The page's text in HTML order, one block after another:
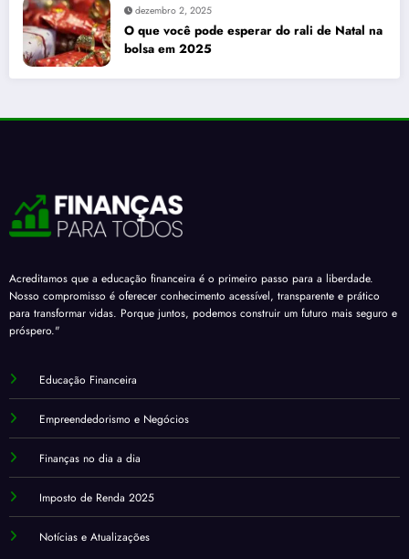
dezembro 2, 2025
O que você pode esperar do rali de Natal na
bolsa em 2025
Acreditamos que a educação financeira é o primeiro passo para a liberdade.
Nosso compromisso é oferecer conhecimento acessível, transparente e prático
para transformar vidas. Porque juntos, podemos construir um futuro mais seguro e
próspero."
Educação Financeira
Empreendedorismo e Negócios
Finanças no dia a dia
Imposto de Renda 2025
Notícias e Atualizações